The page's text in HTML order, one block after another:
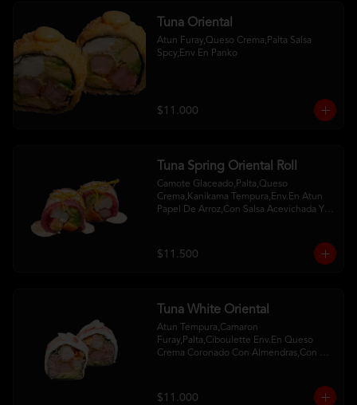
Tuna Oriental
Atun Furay,Queso Crema,Palta Salsa
Spcy,Env En Panko
$11.000
Tuna Spring Oriental Roll
Camote Glaceado,Palta,Queso
Crema,Kanikama Tempura,Env.En Atun
Papel De Arroz,Con Salsa Acevichada Y
$11.500
Tuna White Oriental
Atun Tempura,Camaron
Furay,Palta,Ciboulette Env.En Queso
Crema Coronado Con Almendras,Con
$11.000